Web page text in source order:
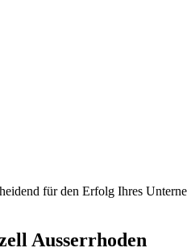
für den Erfolg Ihres
Ausserrhoden